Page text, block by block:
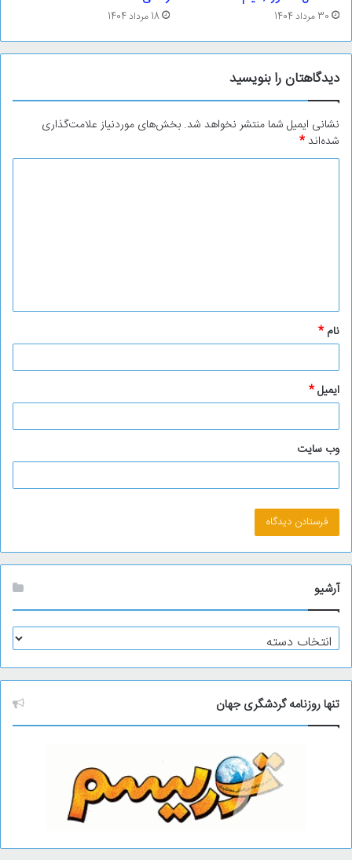
30 مرداد 1404 18 مرداد 1404
دیدگاهتان را بنویسید
نشانی ایمیل شما منتشر نخواهد شد. بخش‌های موردنیاز علامت‌گذاری
شده‌اند*
*
نام *
ایمیل*
وب‌ سایت
آرشیو
آ
ر
ش
ی
و
تنها روزنامه گردشگری جهان